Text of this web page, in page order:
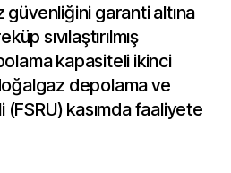
güvenliğini garanti altına
sıvılaştırılmış
kapasiteli ikinci
doğalgaz depolama ve
(FSRU) kasımda faaliyete